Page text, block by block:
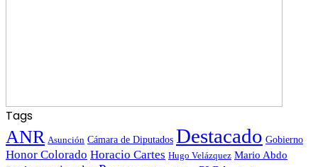
Tags
ANR Asunción Cámara de Diputados Destacado Gobierno
Honor Colorado Horacio Cartes Hugo Velázquez Mario Abdo